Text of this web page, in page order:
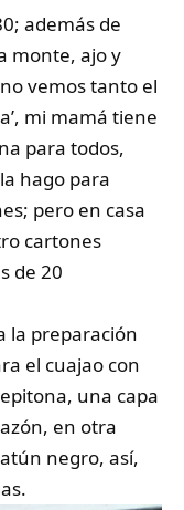
además de
monte, ajo y
vemos tanto el
mi mamá tiene
para todos,
hago para
pero en casa
cartones
de 20
la preparación
el cuajao con
una capa
en otra
negro, así,